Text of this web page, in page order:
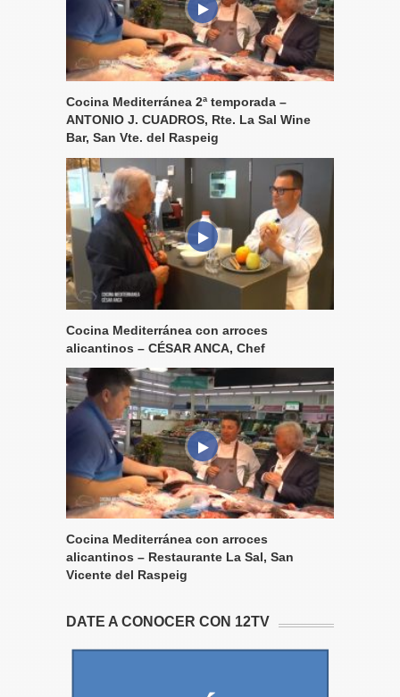
Cocina Mediterránea 2ª temporada –
ANTONIO J. CUADROS, Rte. La Sal Wine
Bar, San Vte. del Raspeig
Cocina Mediterránea con arroces
alicantinos – CÉSAR ANCA, Chef
Cocina Mediterránea con arroces
alicantinos – Restaurante La Sal, San
Vicente del Raspeig
DATE A CONOCER CON 12TV